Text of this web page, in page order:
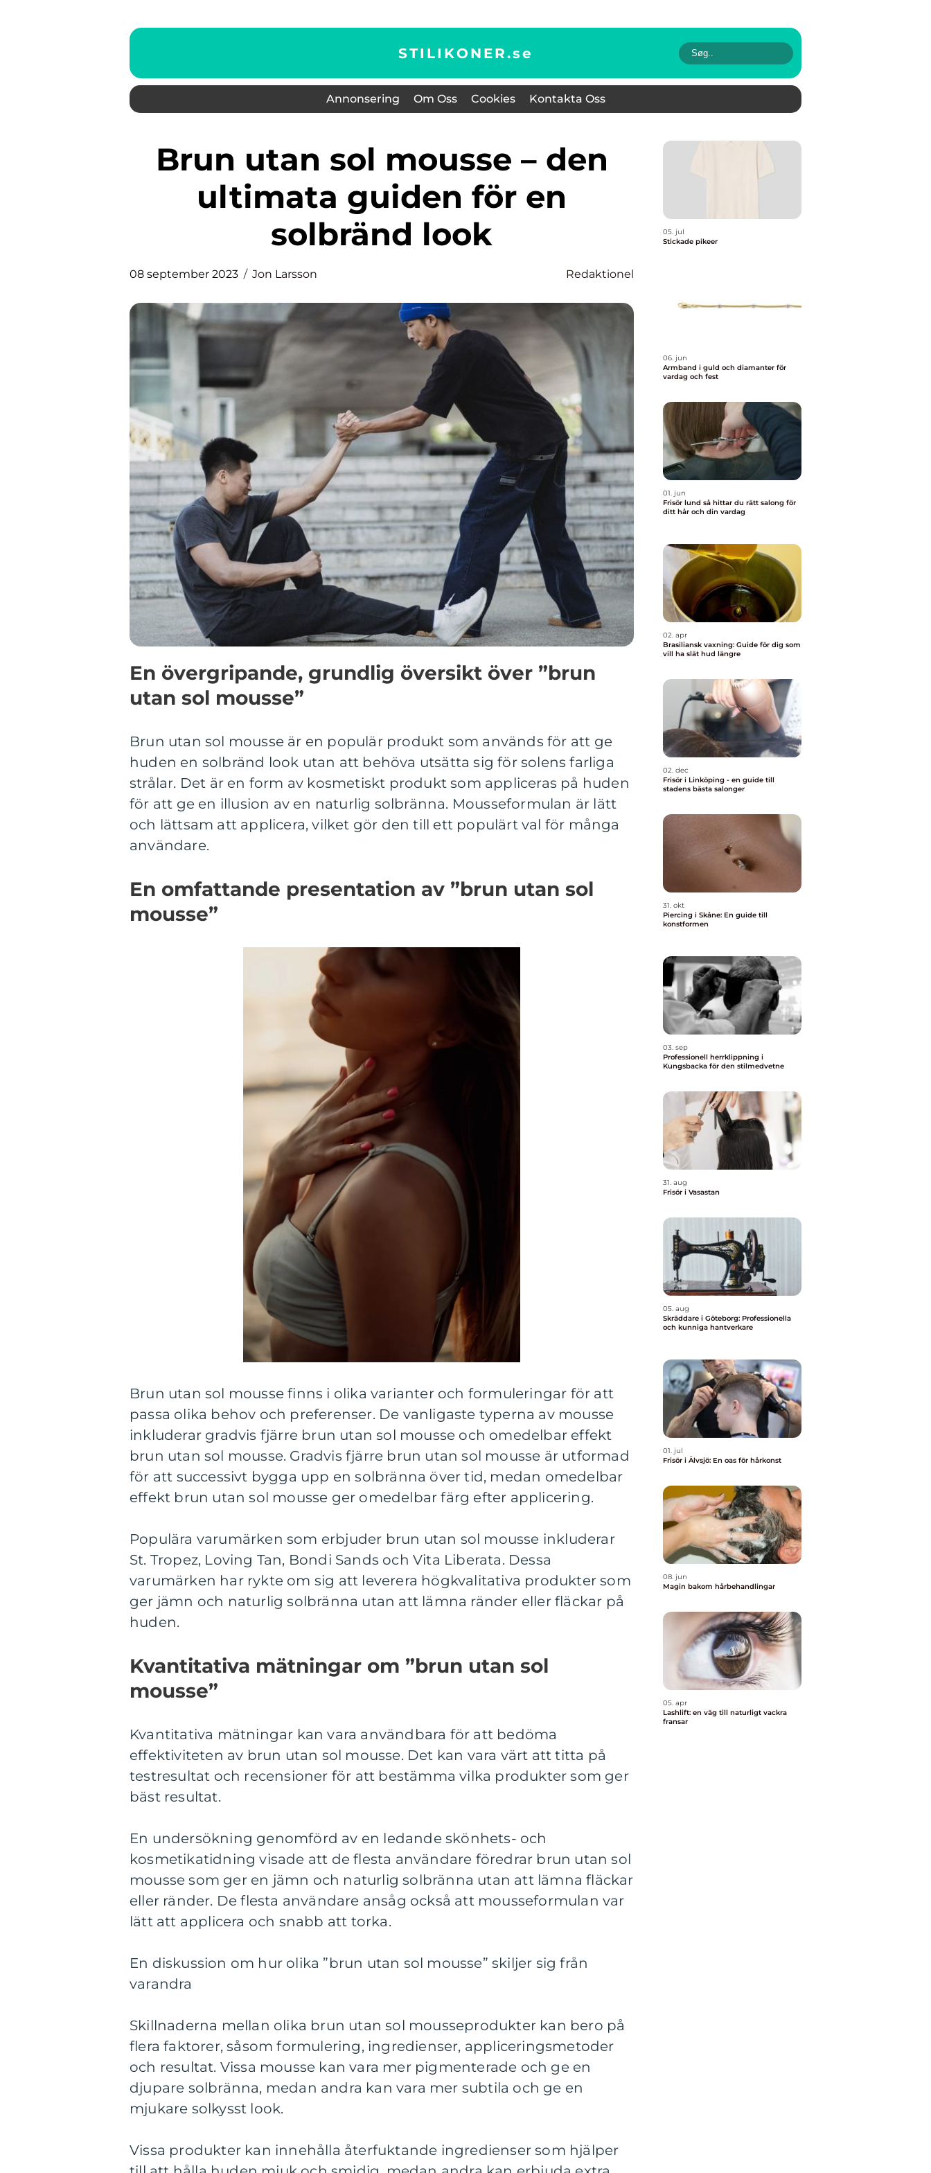
STILIKONER.se
Annonsering Om Oss Cookies Kontakta Oss
Brun utan sol mousse – den
ultimata guiden för en
solbränd look
08 september 2023 Jon Larsson Redaktionel
En övergripande, grundlig översikt över ”brun
utan sol mousse”
Brun utan sol mousse är en populär produkt som används för att ge
huden en solbränd look utan att behöva utsätta sig för solens farliga
strålar. Det är en form av kosmetiskt produkt som appliceras på huden
för att ge en illusion av en naturlig solbränna. Mousseformulan är lätt
och lättsam att applicera, vilket gör den till ett populärt val för många
användare.
En omfattande presentation av ”brun utan sol
mousse”
Brun utan sol mousse finns i olika varianter och formuleringar för att
passa olika behov och preferenser. De vanligaste typerna av mousse
inkluderar gradvis fjärre brun utan sol mousse och omedelbar effekt
brun utan sol mousse. Gradvis fjärre brun utan sol mousse är utformad
för att successivt bygga upp en solbränna över tid, medan omedelbar
effekt brun utan sol mousse ger omedelbar färg efter applicering.
Populära varumärken som erbjuder brun utan sol mousse inkluderar
St. Tropez, Loving Tan, Bondi Sands och Vita Liberata. Dessa
varumärken har rykte om sig att leverera högkvalitativa produkter som
ger jämn och naturlig solbränna utan att lämna ränder eller fläckar på
huden.
Kvantitativa mätningar om ”brun utan sol
mousse”
Kvantitativa mätningar kan vara användbara för att bedöma
effektiviteten av brun utan sol mousse. Det kan vara värt att titta på
testresultat och recensioner för att bestämma vilka produkter som ger
bäst resultat.
En undersökning genomförd av en ledande skönhets- och
kosmetikatidning visade att de flesta användare föredrar brun utan sol
mousse som ger en jämn och naturlig solbränna utan att lämna fläckar
eller ränder. De flesta användare ansåg också att mousseformulan var
lätt att applicera och snabb att torka.
En diskussion om hur olika ”brun utan sol mousse” skiljer sig från
varandra
Skillnaderna mellan olika brun utan sol mousseprodukter kan bero på
flera faktorer, såsom formulering, ingredienser, appliceringsmetoder
och resultat. Vissa mousse kan vara mer pigmenterade och ge en
djupare solbränna, medan andra kan vara mer subtila och ge en
mjukare solkysst look.
Vissa produkter kan innehålla återfuktande ingredienser som hjälper
05. jul
Stickade pikeer
06. jun
Armband i guld och diamanter för
vardag och fest
01. jun
Frisör lund så hittar du rätt salong för
ditt hår och din vardag
02. apr
Brasiliansk vaxning: Guide för dig som
vill ha slät hud längre
02. dec
Frisör i Linköping - en guide till
stadens bästa salonger
31. okt
Piercing i Skåne: En guide till
konstformen
03. sep
Professionell herrklippning i
Kungsbacka för den stilmedvetne
31. aug
Frisör i Vasastan
05. aug
Skräddare i Göteborg: Professionella
och kunniga hantverkare
01. jul
Frisör i Älvsjö: En oas för hårkonst
08. jun
Magin bakom hårbehandlingar
05. apr
Lashlift: en väg till naturligt vackra
fransar